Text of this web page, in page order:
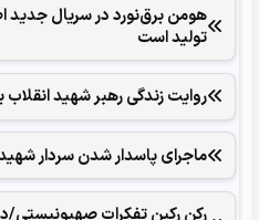
هومن برق‌نورد در سریال جدید
تولید است
روایت زندگی رهبر شهید
ماجرای پاسدار شدن سردار شهید
رکن رکین تفکرات صهیونیستی/